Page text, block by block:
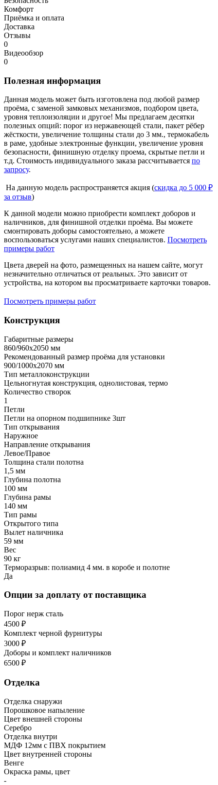
Комфорт
Приёмка и оплата
Доставка
Отзывы
0
Видеообзор
0
Полезная информация
Данная модель может быть изготовлена под любой размер
проёма, с заменой замковых механизмов, подбором цвета,
уровня теплоизоляции и другое! Мы предлагаем десятки
полезных опций: порог из нержавеющей стали, пакет рёбер
жёсткости, увеличение толщины стали до 3 мм., термокабель
в раме, удобные электронные функции, увеличение уровня
безопасности, финишную отделку проема, скрытые петли и
т.д. Стоимость индивидуального заказа рассчитывается по
запросу.
На данную модель распространяется акция (скидка до 5 000 ₽
за отзыв)
К данной модели можно приобрести комплект доборов и
наличников, для финишной отделки проёма. Вы можете
смонтировать доборы самостоятельно, а можете
воспользоваться услугами наших специалистов. Посмотреть
примеры работ
Цвета дверей на фото, размещенных на нашем сайте, могут
незначительно отличаться от реальных. Это зависит от
устройства, на котором вы просматриваете карточки товаров.
Посмотреть примеры работ
Конструкция
Габаритные размеры
860/960х2050 мм
Рекомендованный размер проёма для установки
900/1000х2070 мм
Тип металлоконструкции
Цельногнутая конструкция, однолистовая, термо
Количество створок
1
Петли
Петли на опорном подшипнике 3шт
Тип открывания
Наружное
Направление открывания
Левое/Правое
Толщина стали полотна
1,5 мм
Глубина полотна
100 мм
Глубина рамы
140 мм
Тип рамы
Открытого типа
Вылет наличника
59 мм
Вес
90 кг
Терморазрыв: полиамид 4 мм. в коробе и полотне
Да
Опции за доплату от поставщика
Порог нерж сталь
4500 ₽
Комплект черной фурнитуры
3000 ₽
Доборы и комплект наличников
6500 ₽
Отделка
Отделка снаружи
Порошковое напыление
Цвет внешней стороны
Серебро
Отделка внутри
МДФ 12мм с ПВХ покрытием
Цвет внутренней стороны
Венге
Окраска рамы, цвет
-